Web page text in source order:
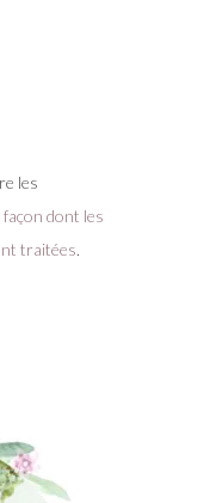
les
dont les
traitées.